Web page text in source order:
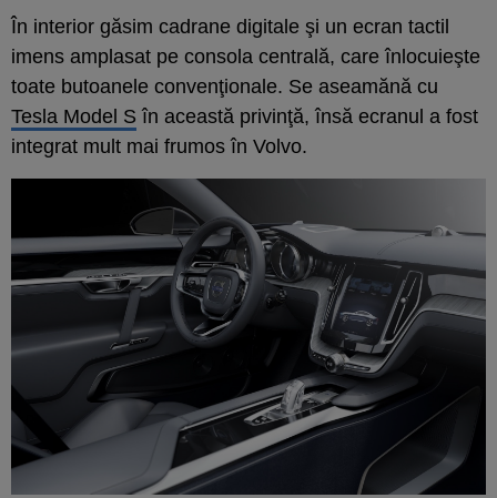
În interior găsim cadrane digitale şi un ecran tactil
imens amplasat pe consola centrală, care înlocuieşte
toate butoanele convenţionale. Se aseamănă cu
Tesla Model S în această privinţă, însă ecranul a fost
integrat mult mai frumos în Volvo.